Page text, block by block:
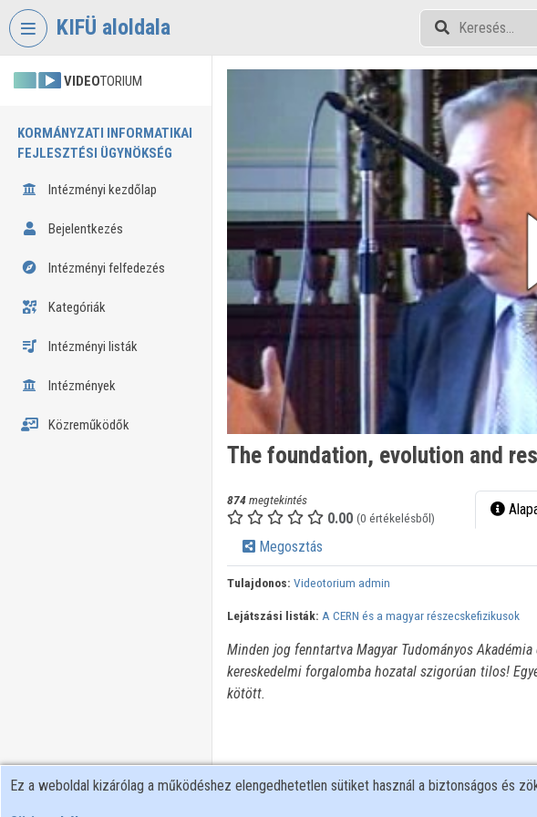
Fejléc kihagyása
KIFÜ aloldala
VIDEOTORIUM
KORMÁNYZATI INFORMATIKAI
FEJLESZTÉSI ÜGYNÖKSÉG
Intézményi kezdőlap
Bejelentkezés
Intézményi felfedezés
Kategóriák
Intézményi listák
Intézmények
Közreműködők
The foundation, evolution and
874megtekintés
0.00 (0 értékelésből)
Megosztás
Tulajdonos: Videotorium admin
Lejátszási listák: A CERN és a magyar részecskefizikusok
Minden jog fenntartva Magyar Tudományos
kereskedelmi forgalomba hozatal szigorúan tilos!
kötött.
Ez a weboldal kizárólag a működéshez elengedhetetlen sütiket használ a biztonságos és